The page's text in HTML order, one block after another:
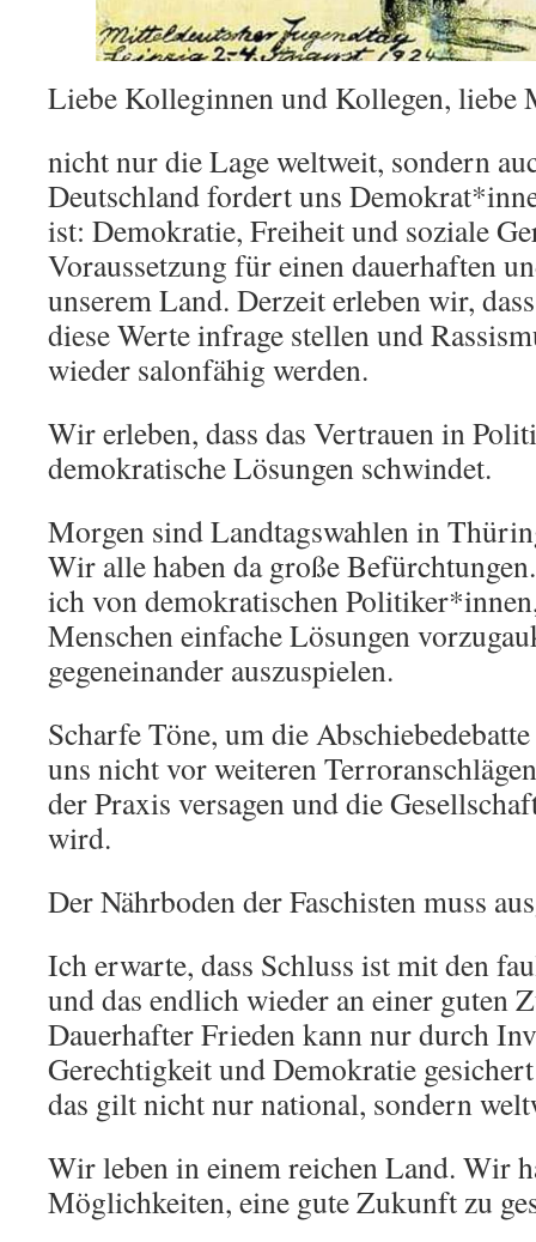
Liebe Kolleginnen und Kollegen, liebe
nicht nur die Lage weltweit, sondern
Deutschland fordert uns
ist: Demokratie, Freiheit und soziale
Voraussetzung für einen dauerhaften
unserem Land. Derzeit erleben wir,
diese Werte infrage stellen und
wieder salonfähig werden.
Wir erleben, dass das Vertrauen in
demokratische Lösungen schwindet.
Morgen sind Landtagswahlen in
Wir alle haben da große
ich von demokratischen
Menschen einfache Lösungen
gegeneinander auszuspielen.
Scharfe Töne, um die
uns nicht vor weiteren
der Praxis versagen und die
wird.
Der Nährboden der Faschisten muss
Ich erwarte, dass Schluss ist mit den
und das endlich wieder an einer guten
Dauerhafter Frieden kann nur durch
Gerechtigkeit und Demokratie
das gilt nicht nur national, sondern
Wir leben in einem reichen Land. Wir
Möglichkeiten, eine gute Zukunft zu